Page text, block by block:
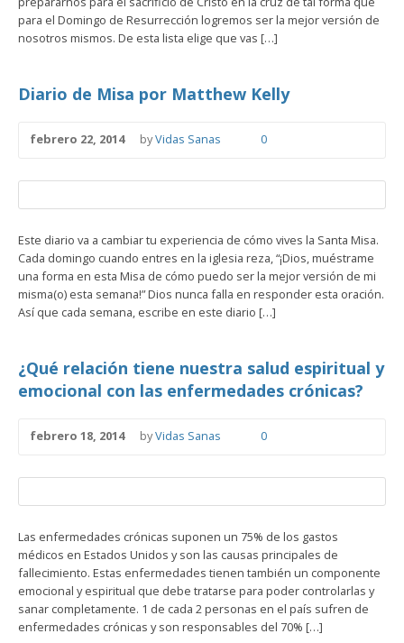
para el Domingo de Resurrección logremos ser la mejor versión de
nosotros mismos. De esta lista elige que vas […]
Diario de Misa por Matthew Kelly
febrero 22, 2014 byVidas Sanas 0
Este diario va a cambiar tu experiencia de cómo vives la Santa Misa.
Cada domingo cuando entres en la iglesia reza, “¡Dios, muéstrame
una forma en esta Misa de cómo puedo ser la mejor versión de mi
misma(o) esta semana!” Dios nunca falla en responder esta oración.
Así que cada semana, escribe en este diario […]
¿Qué relación tiene nuestra salud espiritual y
emocional con las enfermedades crónicas?
febrero 18, 2014 byVidas Sanas 0
Las enfermedades crónicas suponen un 75% de los gastos
médicos en Estados Unidos y son las causas principales de
fallecimiento. Estas enfermedades tienen también un componente
emocional y espiritual que debe tratarse para poder controlarlas y
sanar completamente. 1 de cada 2 personas en el país sufren de
enfermedades crónicas y son responsables del 70% […]